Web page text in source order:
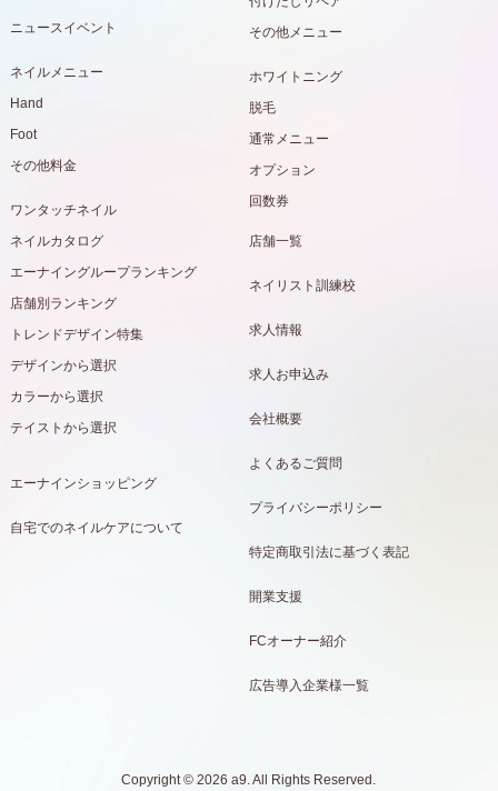
ニュースイベント
ネイルメニュー
Hand
Foot
その他料金
ワンタッチネイル
その他メニュー
ホワイトニング
脱毛
通常メニュー
オプション
回数券
ネイルカタログ
エーナイングループランキング
店舗別ランキング
トレンドデザイン特集
デザインから選択
カラーから選択
テイストから選択
エーナインショッピング
自宅でのネイルケアについて
店舗一覧
ネイリスト訓練校
求人情報
求人お申込み
会社概要
よくあるご質問
プライバシーポリシー
特定商取引法に基づく表記
開業支援
FCオーナー紹介
広告導入企業様一覧
Copyright © 2026 a9. All Rights Reserved.